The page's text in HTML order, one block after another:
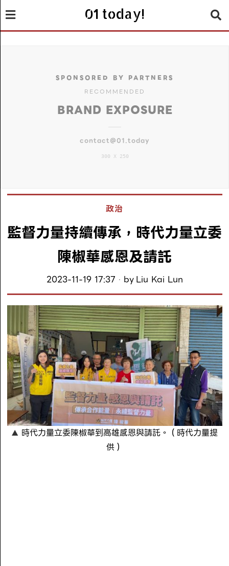
01 today!
SPONSORED BY PARTNERS
RECOMMENDED
BRAND EXPOSURE
contact@01.today
300 X 250
政治
監督力量持續傳承，時代力量立委
陳椒華感恩及請託
2023-11-19 17:37 by Liu Kai Lun
時代力量立委陳椒華到高雄感恩與請託。（時代力量提
供）